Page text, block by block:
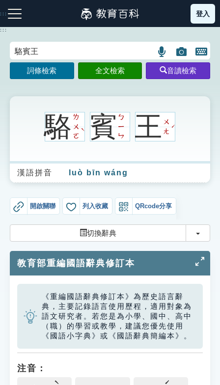
到
主
:::
注音索引圖示 筆畫索引圖示 部首索引表圖示
生字詞彙表
成語故事
索引選單
單字索引
生命大百科索引
遊戲專區
教學應用
貓頭鷹博士
登入
:::
語
言
搜
示
圖
片
搜
開
鍵
圖
詞條檢索 全文檢索 音讀檢索
駱ㄌ
ㄨ
ㄛ
ˋ 賓ㄅ
ㄧ
ㄣ
王ㄨ
ㄤ
ˊ
漢語拼音 luò bīn wáng
開啟關聯 列入收藏 QRcode分享
切換辭典 切換
教育部重編國語辭典修訂本
《重編國語辭典修訂本》為歷史語言辭
典，主要記錄語言使用歷程，適用對象為
語文研究者。若您是為小學、國中、高中
（職）的學習或教學，建議您優先使用
《國語小字典》或《國語辭典簡編本》。
注音：